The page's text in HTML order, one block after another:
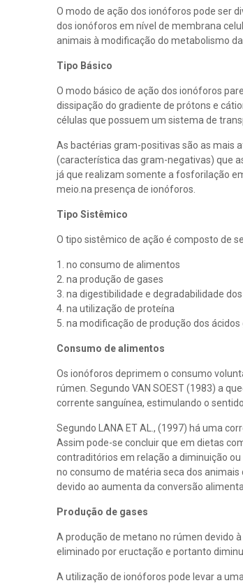
O modo de ação dos ionóforos pode ser
dos ionóforos em nível de membrana
animais à modificação do metabolismo
Tipo Básico
O modo básico de ação dos ionóforos
dissipação do gradiente de prótons e
células que possuem um sistema de
As bactérias gram-positivas são as mais
(característica das gram-negativas) que
já que realizam somente a fosforilação
meio.na presença de ionóforos.
Tipo Sistêmico
O tipo sistêmico de ação é composto de
1. no consumo de alimentos
2. na produção de gases
3. na digestibilidade e degradabilidade
4. na utilização de proteína
5. na modificação de produção dos
Consumo de alimentos
Os ionóforos deprimem o consumo
rúmen. Segundo VAN SOEST (1983) a
corrente sanguínea, estimulando o
Segundo LANA ET AL., (1997) há uma
Assim pode-se concluir que em dietas
contraditórios em relação a diminuição
no consumo de matéria seca dos
devido ao aumenta da conversão
Produção de gases
A produção de metano no rúmen devido
eliminado por eructação e portanto
A utilização de ionóforos pode levar a